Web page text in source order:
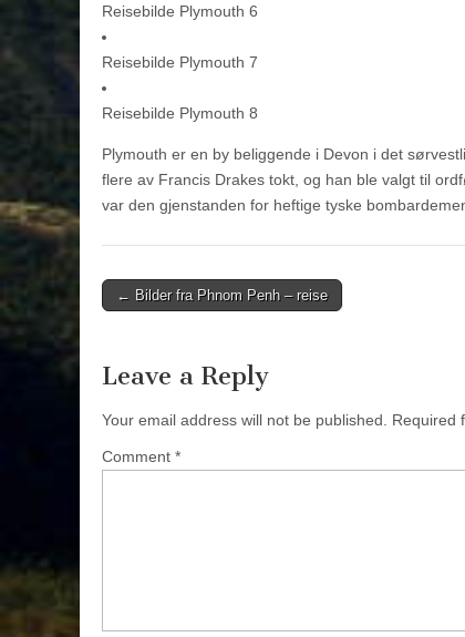
Reisebilde Plymouth 6
Reisebilde Plymouth 7
Reisebilde Plymouth 8
Plymouth er en by beliggende i Devon i det
flere av Francis Drakes tokt, og han ble valgt til
var den gjenstanden for heftige tyske
Post
← Bilder fra Phnom Penh – reise
Leave a Reply
Your email address will not be published. Required
Comment *